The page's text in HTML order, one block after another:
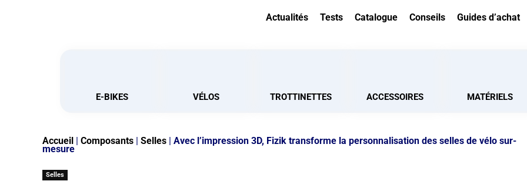
Actualités Tests Catalogue Conseils Guides d’achat
E-BIKES VÉLOS TROTTINETTES ACCESSOIRES MATÉRIELS
Accueil | Composants | Selles | Avec l’impression 3D, Fizik transforme la personnalisation des selles de vélo sur-
mesure
Selles